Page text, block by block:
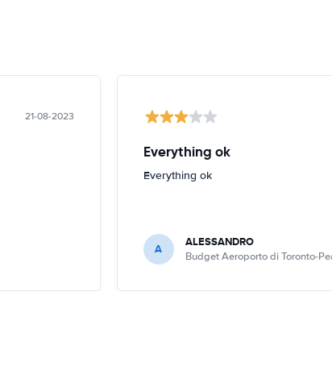
21-08-2023
Everything ok
Everything ok
A ALESSANDRO
Budget Aeroporto di Toronto-